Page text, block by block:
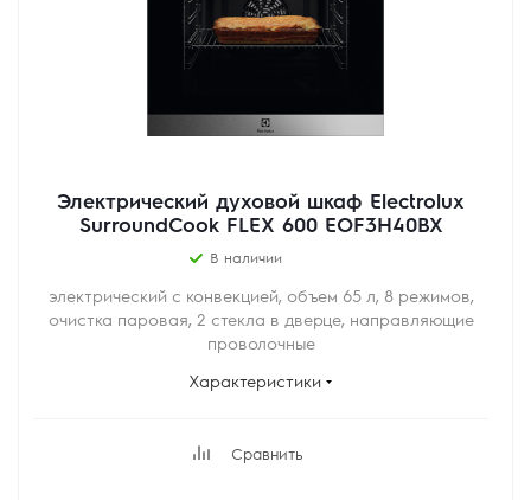
Электрический духовой шкаф Electrolux
SurroundCook FLEX 600 EOF3H40BX
В наличии
электрический с конвекцией, объем 65 л, 8 режимов,
очистка паровая, 2 стекла в дверце, направляющие
проволочные
Характеристики
Сравнить